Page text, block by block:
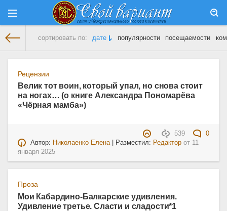
сортировать по: дате популярности посещаемости
Рецензии
Велик тот воин, который упал, но снова стоит
на ногах… (о книге Александра Пономарёва
«Чёрная мамба»)
539
0
Автор: Николаенко Елена| Разместил: Редактор от 11
января 2025
Проза
Мои Кабардино-Балкарские удивления.
Удивление третье. Сласти и сладости*1